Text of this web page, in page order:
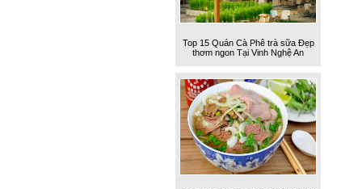
Top 15 Quán Cà Phê trà sữa Đẹp
thơm ngon Tại Vinh Nghệ An